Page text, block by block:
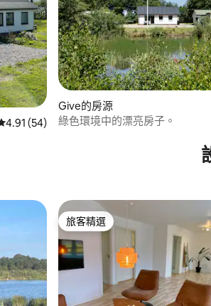
54 則評價中獲得 4.91 的平均評分（滿分 5
4.91 (54)
Give的房源
綠色環境中的漂亮房子。
旅客精選
旅客精選